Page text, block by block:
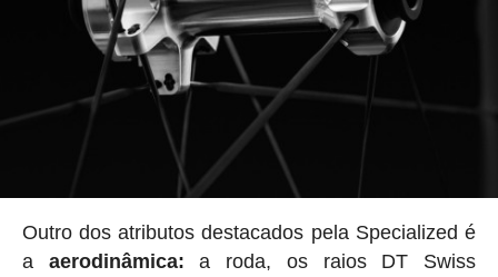
Outro dos atributos destacados pela Specialized é
a aerodinâmica: a roda, os raios DT Swiss